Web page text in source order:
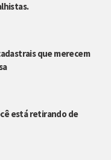
que merecem
está retirando de